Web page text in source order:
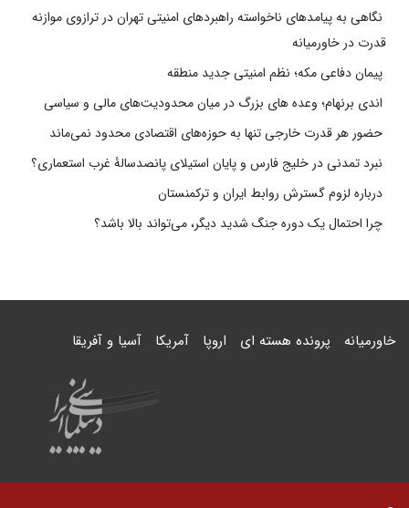
نگاهی به پیامدهای ناخواسته راهبردهای امنیتی تهران در ترازوی موازنه
قدرت در خاورمیانه
پیمان دفاعی مکه؛ نظم امنیتی جدید منطقه
اندی برنهام؛ وعده های بزرگ در میان محدودیت‌های مالی و سیاسی
حضور هر قدرت خارجی تنها به حوزه‌های اقتصادی محدود نمی‌ماند
نبرد تمدنی در خلیج فارس و پایان استیلای پانصدسالۀ غرب استعماری؟
درباره لزوم گسترش روابط ایران و ترکمنستان
چرا احتمال یک دوره جنگ شدید دیگر، می‌تواند بالا باشد؟
خاورمیانه پرونده هسته ای اروپا آمریکا آسیا و آفریقا